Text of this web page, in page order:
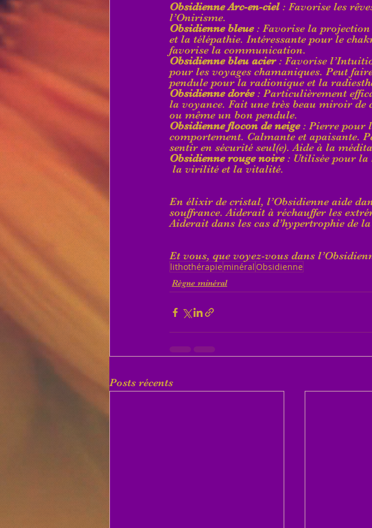
Obsidienne Arc-en-ciel : Favorise les
l’Onirisme.
Obsidienne bleue : Favorise la projection
et la télépathie. Intéressante pour le
favorise la communication.
Obsidienne bleu acier : Favorise
pour les voyages chamaniques. Peut
pendule pour la radionique et la
Obsidienne dorée : Particulièrement
la voyance. Fait une très beau miroir de
ou même un bon pendule.
Obsidienne flocon de neige : Pierre pour
comportement. Calmante et apaisante.
sentir en sécurité seul(e). Aide à la
Obsidienne rouge noire : Utilisée pour la
la virilité et la vitalité.
En élixir de cristal, l’Obsidienne aide
souffrance. Aiderait à réchauffer les
Aiderait dans les cas d’hypertrophie de
Et vous, que voyez-vous dans
lithothérapie minéral Obsidienne
Règne minéral
Posts récents